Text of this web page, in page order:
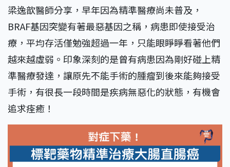
梁逸歆醫師分享，早年因為精準醫療尚未普及，
BRAF基因突變有著最惡基因之稱，病患即使接受治
療，平均存活僅勉強超過一年，只能眼睜睜看著他們
越來越虛弱。印象深刻的是曾有病患因為剛好碰上精
準醫療發達，讓原先不能手術的腫瘤到後來能夠接受
手術，有很長一段時間是疾病無惡化的狀態，有機會
追求痊癒！